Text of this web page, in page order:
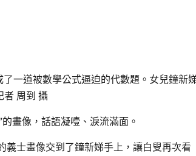
一道被數學公式逼迫的代數題。女兒鐘新
者 周到 攝
畫像，話語凝噎、淚流滿面。
義士畫像交到了鐘新娣手上，讓白叟再次看